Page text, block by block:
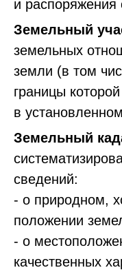
и распоряжения
Земельный
земельных
земли (в том
границы
в
Земельный
сведений:
- о природном,
положении
- о
качественных